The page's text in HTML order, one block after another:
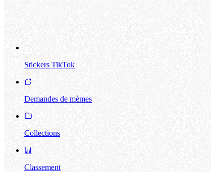
Stickers TikTok
Demandes de mèmes
Collections
Classement